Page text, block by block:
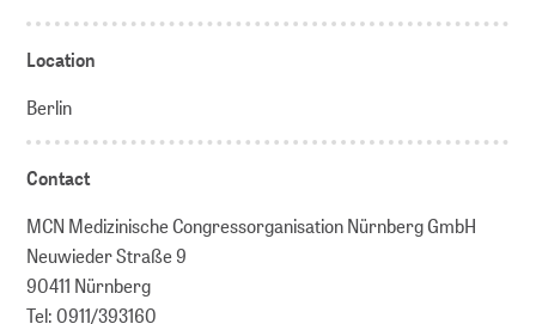
Location
Berlin
Contact
MCN Medizinische Congressorganisation Nürnberg GmbH
Neuwieder Straße 9
90411 Nürnberg
Tel: 0911/393160